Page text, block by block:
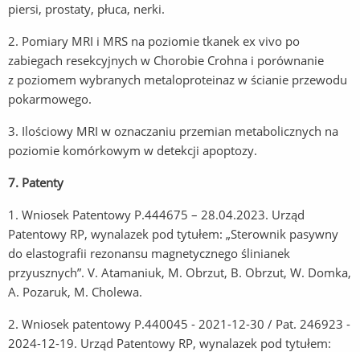
piersi, prostaty, płuca, nerki.
2. Pomiary MRI i MRS na poziomie tkanek ex vivo po
zabiegach resekcyjnych w Chorobie Crohna i porównanie
z poziomem wybranych metaloproteinaz w ścianie przewodu
pokarmowego.
3. Ilościowy MRI w oznaczaniu przemian metabolicznych na
poziomie komórkowym w detekcji apoptozy.
7. Patenty
1. Wniosek Patentowy P.444675 – 28.04.2023. Urząd
Patentowy RP, wynalazek pod tytułem: „Sterownik pasywny
do elastografii rezonansu magnetycznego ślinianek
przyusznych”. V. Atamaniuk, M. Obrzut, B. Obrzut, W. Domka,
A. Pozaruk, M. Cholewa.
2. Wniosek patentowy P.440045 - 2021-12-30 / Pat. 246923 -
2024-12-19. Urząd Patentowy RP, wynalazek pod tytułem: